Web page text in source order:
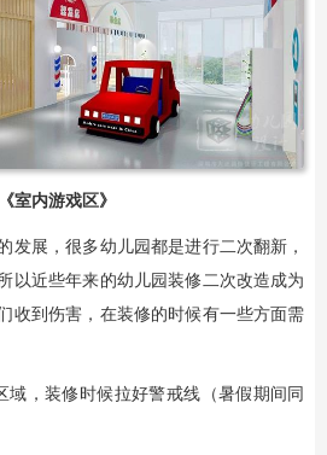
《室内游戏区》
发展，很多幼儿园都是进行二次翻新，
以近些年来的幼儿园装修二次改造成为
收到伤害，在装修的时候有一些方面需
域，装修时候拉好警戒线（暑假期间同